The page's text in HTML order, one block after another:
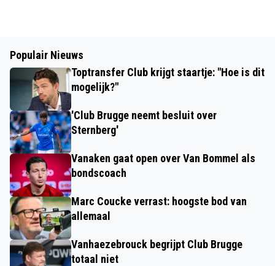
Populair Nieuws
Toptransfer Club krijgt staartje: "Hoe is dit
mogelijk?"
'Club Brugge neemt besluit over
Sternberg'
Vanaken gaat open over Van Bommel als
bondscoach
Marc Coucke verrast: hoogste bod van
allemaal
Vanhaezebrouck begrijpt Club Brugge
totaal niet